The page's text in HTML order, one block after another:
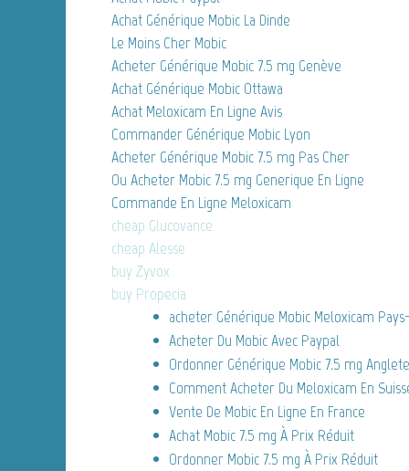
Achat Générique Mobic La Dinde
Le Moins Cher Mobic
Acheter Générique Mobic 7.5 mg Genève
Achat Générique Mobic Ottawa
Achat Meloxicam En Ligne Avis
Commander Générique Mobic Lyon
Acheter Générique Mobic 7.5 mg Pas Cher
Ou Acheter Mobic 7.5 mg Generique En Ligne
Commande En Ligne Meloxicam
cheap Glucovance
cheap Alesse
buy Zyvox
buy Propecia
acheter Générique Mobic Meloxicam
Acheter Du Mobic Avec Paypal
Ordonner Générique Mobic 7.5 mg
Comment Acheter Du Meloxicam En
Vente De Mobic En Ligne En France
Achat Mobic 7.5 mg À Prix Réduit
Ordonner Mobic 7.5 mg À Prix Réduit